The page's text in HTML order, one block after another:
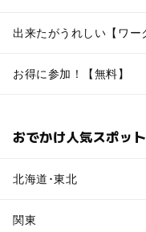
出来たがうれしい【ワー
お得に参加！【無料】
おでかけ人気スポッ
北海道･東北
関東